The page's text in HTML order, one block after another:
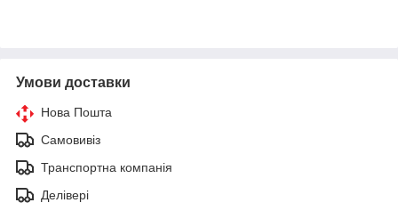
Умови доставки
Нова Пошта
Самовивіз
Транспортна компанія
Делівері